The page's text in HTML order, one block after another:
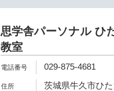
思学舎パーソナル ひ
教室
029-875-4681
茨城県牛久市ひ